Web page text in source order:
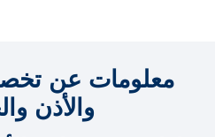
معلومات عن
والأذن